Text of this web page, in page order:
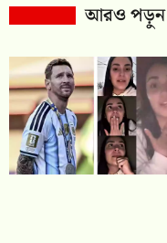
আরও পড়ুন